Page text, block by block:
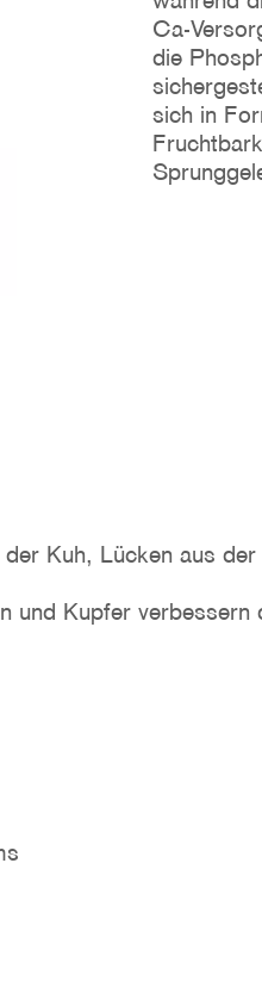
Ca-
die
sich in
Kuh, Lücken aus der
und Kupfer verbessern